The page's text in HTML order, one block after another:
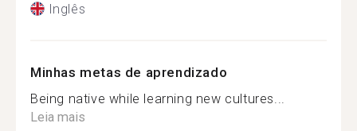
Inglês
Minhas metas de aprendizado
Being native while learning new cultures...
Leia mais